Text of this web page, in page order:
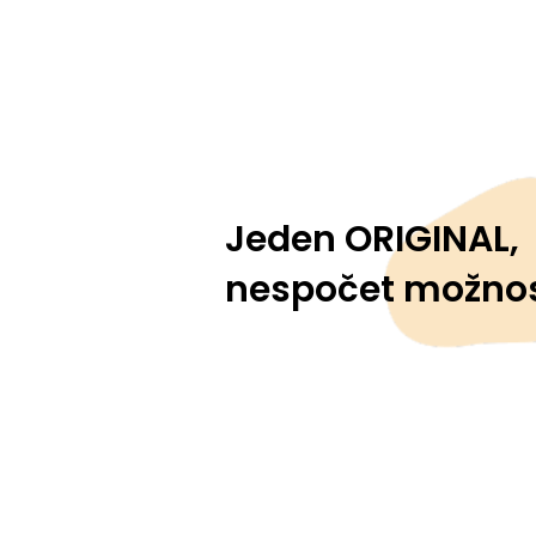
Jeden ORIGINAL,
nespočet